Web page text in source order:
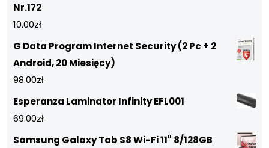
Nr.172
10.00zł
G Data Program Internet Security (2 Pc + 2
Android, 20 Miesięcy)
98.00zł
Esperanza Laminator Infinity EFL001
69.00zł
Samsung Galaxy Tab S8 Wi-Fi 11" 8/128GB